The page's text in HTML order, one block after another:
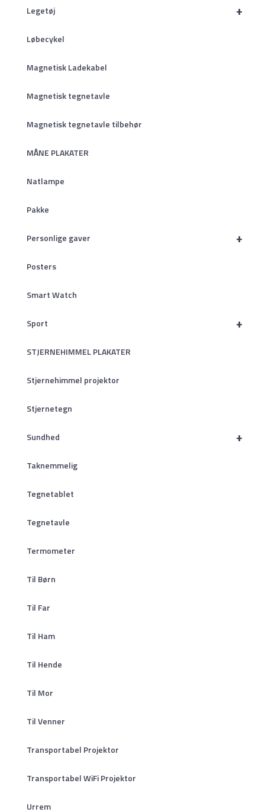
+
Legetøj
Løbecykel
Magnetisk Ladekabel
Magnetisk tegnetavle
Magnetisk tegnetavle tilbehør
MÅNE PLAKATER
Natlampe
Pakke
+
Personlige gaver
Posters
Smart Watch
+
Sport
STJERNEHIMMEL PLAKATER
Stjernehimmel projektor
Stjernetegn
+
Sundhed
Taknemmelig
Tegnetablet
Tegnetavle
Termometer
Til Børn
Til Far
Til Ham
Til Hende
Til Mor
Til Venner
Transportabel Projektor
Transportabel WiFi Projektor
Urrem